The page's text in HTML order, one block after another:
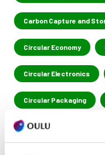
Carbon Capture and
Circular Economy
Circular Electronics
Circular Packaging
Climate Resilience